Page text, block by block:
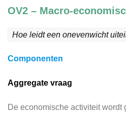
OV2 – Macro-
Hoe leidt een onevenwicht
Componenten
Aggregate vraag
De economische activiteit